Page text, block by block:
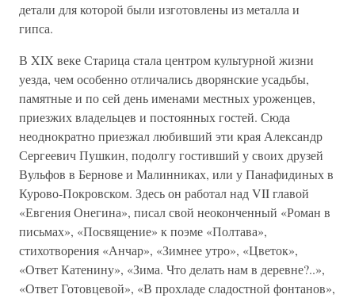
детали для которой были изготовлены из металла и
гипса.
В XIX веке Старица стала центром культурной жизни
уезда, чем особенно отличались дворянские усадьбы,
памятные и по сей день именами местных уроженцев,
приезжих владельцев и постоянных гостей. Сюда
неоднократно приезжал любивший эти края Александр
Сергеевич Пушкин, подолгу гостивший у своих друзей
Вульфов в Бернове и Малинниках, или у Панафидиных в
Курово-Покровском. Здесь он работал над VII главой
«Евгения Онегина», писал свой неоконченный «Роман в
письмах», «Посвящение» к поэме «Полтава»,
стихотворения «Анчар», «Зимнее утро», «Цветок»,
«Ответ Катенину», «Зима. Что делать нам в деревне?..»,
«Ответ Готовцевой», «В прохладе сладостной фонтанов»,